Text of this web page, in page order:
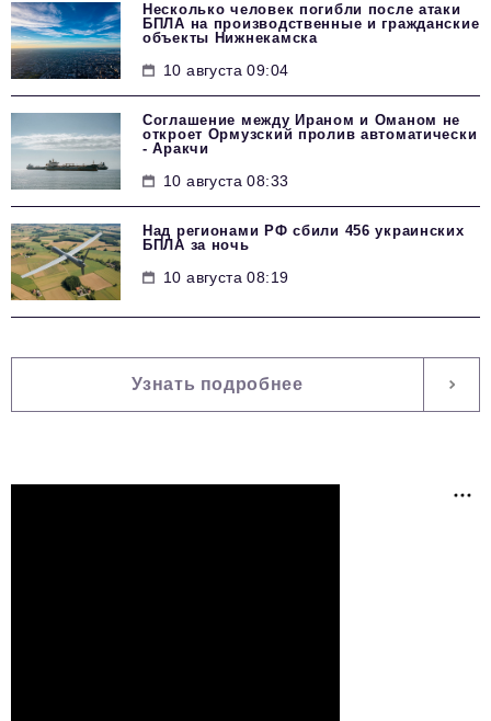
Несколько человек погибли после атаки
БПЛА на производственные и гражданские
объекты Нижнекамска
10 августа 09:04
Соглашение между Ираном и Оманом не
откроет Ормузский пролив автоматически
- Аракчи
10 августа 08:33
Над регионами РФ сбили 456 украинских
БПЛА за ночь
10 августа 08:19
Узнать подробнее